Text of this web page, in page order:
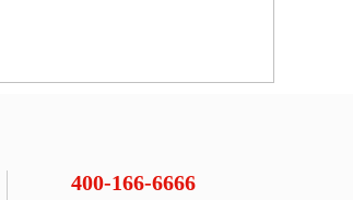
400-166-6666